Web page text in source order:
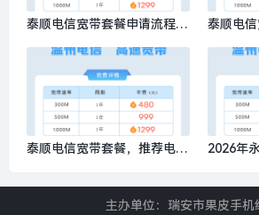
泰顺电信宽带套餐申请流程，
泰顺电
泰顺电信宽带套餐，推荐电信
2026年
需480元
主办单位：瑞安市果皮手机